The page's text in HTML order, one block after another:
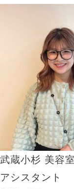
武蔵小杉 美容室
アシスタント